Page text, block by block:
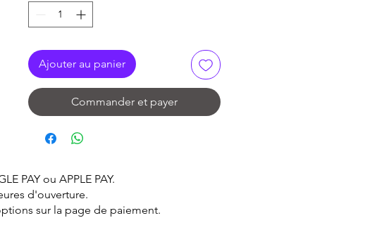
Ajouter au panier
Commander et payer
PAY ou APPLE PAY.
d'ouverture.
sur la page de paiement.